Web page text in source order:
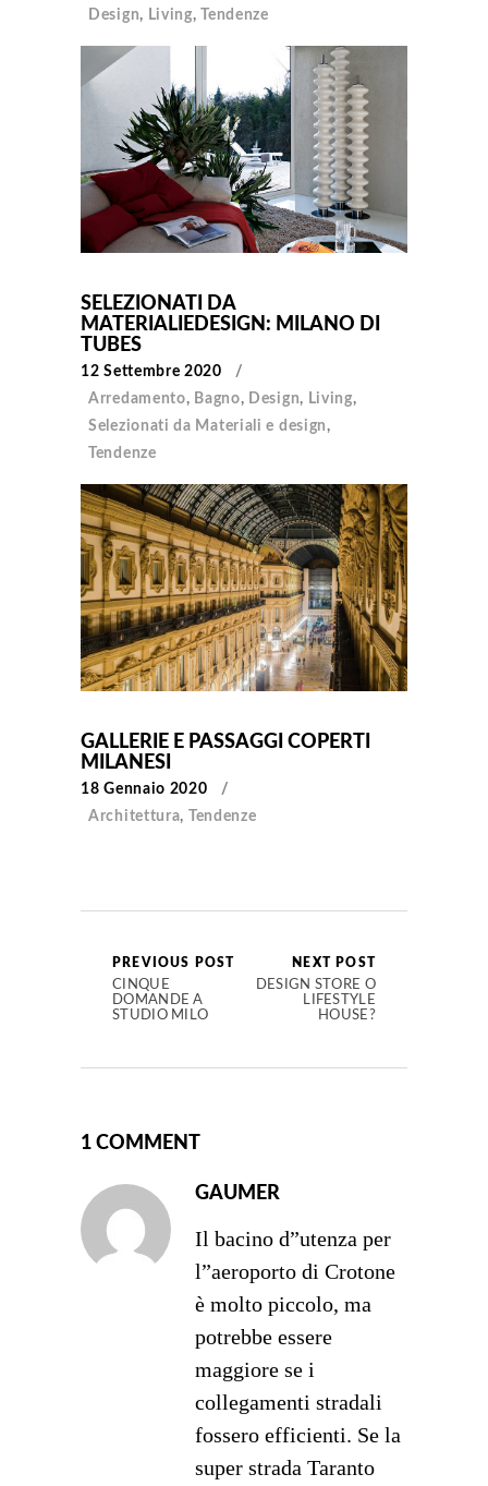
Design, Living,Tendenze
SELEZIONATI DA
MATERIALIEDESIGN: MILANO DI
TUBES
12 Settembre 2020
Arredamento, Bagno, Design, Living,
Selezionati da Materiali e design,
Tendenze
GALLERIE E PASSAGGI COPERTI
MILANESI
18 Gennaio 2020
Architettura, Tendenze
PREVIOUS POST
CINQUE
DOMANDE A
STUDIO MILO
NEXT POST
DESIGN STORE O
LIFESTYLE
HOUSE?
1 COMMENT
GAUMER
Il bacino d”utenza per
l”aeroporto di Crotone
è molto piccolo, ma
potrebbe essere
maggiore se i
collegamenti stradali
fossero efficienti. Se la
super strada Taranto